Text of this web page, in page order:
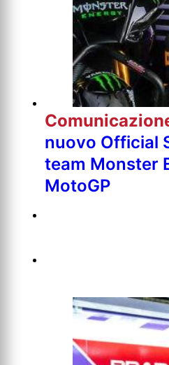
nuovo Official
team Monster
MotoGP